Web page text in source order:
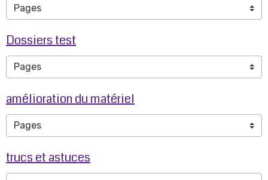
Dossiers test
amélioration du matériel
trucs et astuces